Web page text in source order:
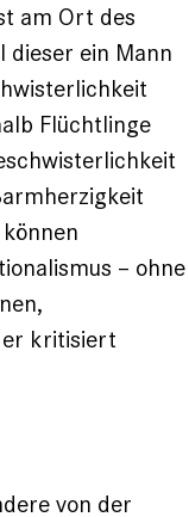
am Ort des
dieser ein Mann
Flüchtlinge
– ohne
er kritisiert
von der